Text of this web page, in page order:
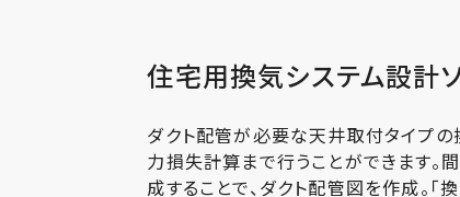
住宅用換気システム設計
ダクト配管が必要な天井取付タイプの
力損失計算まで行うことができます。
成することで、ダクト配管図を作成。「